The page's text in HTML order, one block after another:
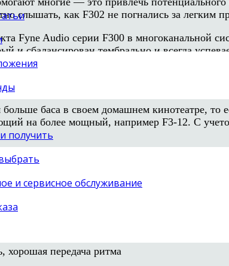
получить
и сервисное обслуживание
слышать, как F302 не погнались за легким
Fyne Audio серии F300 в многоканальной
и сбалансирован тембрально и всегда
не задерживая ритм и темп.
больше баса в своем домашнем кинотеатре,
на более мощный, например F3-12. С
подобрать усилитель или ресивер,
бодрый и бойкий звук.
хорошая передача ритма